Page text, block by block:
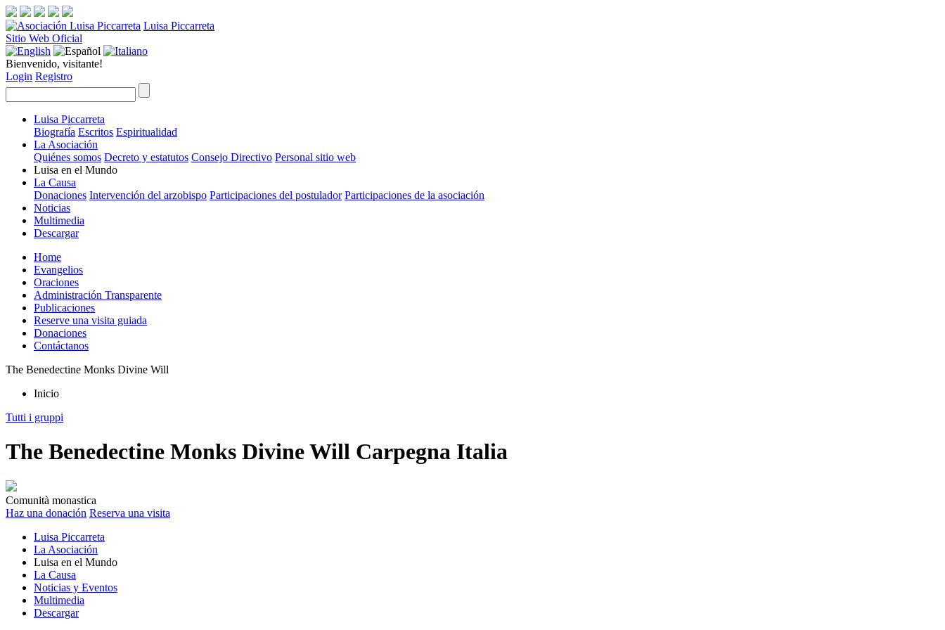
Luisa Piccarreta
Sitio Web Oficial
Bienvenido, visitante!
Login Registro
Luisa Piccarreta
Biografía Escritos Espiritualidad
La Asociación
Quiénes somos Decreto y estatutos Consejo Directivo Personal sitio web
Luisa en el Mundo
La Causa
Donaciones Intervención del arzobispo Participaciones del postulador Participaciones de la asociación
Noticias
Multimedia
Descargar
Home
Evangelios
Oraciones
Administración Transparente
Publicaciones
Reserve una visita guiada
Donaciones
Contáctanos
The Benedectine Monks Divine Will
Inicio
Tutti i gruppi
The Benedectine Monks Divine Will Carpegna Italia
Comunità monastica
Haz una donación Reserva una visita
Luisa Piccarreta
La Asociación
Luisa en el Mundo
La Causa
Noticias y Eventos
Multimedia
Descargar